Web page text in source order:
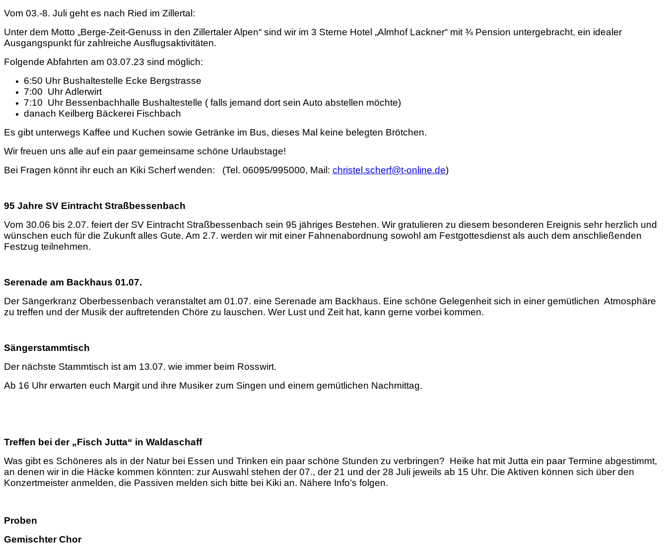
Vom 03.-8. Juli geht es nach Ried im Zillertal:
Unter dem Motto „Berge-Zeit-Genuss in den Zillertaler Alpen“ sind wir im 3 Sterne Hotel „Almhof Lackner“ mit ¾ Pension untergebracht, ein idealer
Ausgangspunkt für zahlreiche Ausflugsaktivitäten.
Folgende Abfahrten am 03.07.23 sind möglich:
6:50 Uhr Bushaltestelle Ecke Bergstrasse
7:00 Uhr Adlerwirt
7:10 Uhr Bessenbachhalle Bushaltestelle ( falls jemand dort sein Auto abstellen möchte)
danach Keilberg Bäckerei Fischbach
Es gibt unterwegs Kaffee und Kuchen sowie Getränke im Bus, dieses Mal keine belegten Brötchen.
Wir freuen uns alle auf ein paar gemeinsame schöne Urlaubstage!
Bei Fragen könnt ihr euch an Kiki Scherf wenden: (Tel. 06095/995000, Mail: christel.scherf@t-online.de)
95 Jahre SV Eintracht Straßbessenbach
Vom 30.06 bis 2.07. feiert der SV Eintracht Straßbessenbach sein 95 jähriges Bestehen. Wir gratulieren zu diesem besonderen Ereignis sehr herzlich und
wünschen euch für die Zukunft alles Gute. Am 2.7. werden wir mit einer Fahnenabordnung sowohl am Festgottesdienst als auch dem anschließenden
Festzug teilnehmen.
Serenade am Backhaus 01.07.
Der Sängerkranz Oberbessenbach veranstaltet am 01.07. eine Serenade am Backhaus. Eine schöne Gelegenheit sich in einer gemütlichen Atmosphäre
zu treffen und der Musik der auftretenden Chöre zu lauschen. Wer Lust und Zeit hat, kann gerne vorbei kommen.
Sängerstammtisch
Der nächste Stammtisch ist am 13.07. wie immer beim Rosswirt.
Ab 16 Uhr erwarten euch Margit und ihre Musiker zum Singen und einem gemütlichen Nachmittag.
Treffen bei der „Fisch Jutta“ in Waldaschaff
Was gibt es Schöneres als in der Natur bei Essen und Trinken ein paar schöne Stunden zu verbringen? Heike hat mit Jutta ein paar Termine abgestimmt,
an denen wir in die Häcke kommen könnten: zur Auswahl stehen der 07., der 21 und der 28 Juli jeweils ab 15 Uhr. Die Aktiven können sich über den
Konzertmeister anmelden, die Passiven melden sich bitte bei Kiki an. Nähere Info’s folgen.
Proben
Gemischter Chor